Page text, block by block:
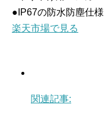
●IP67の防水防塵仕様
楽天市場で見る
関連記事: